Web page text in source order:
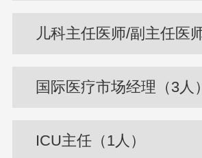
儿科主任医师/副主任医
国际医疗市场经理（3人）
ICU主任（1人）